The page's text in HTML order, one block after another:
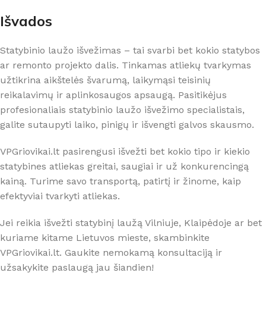
Išvados
Statybinio laužo išvežimas – tai svarbi bet kokio statybos
ar remonto projekto dalis. Tinkamas atliekų tvarkymas
užtikrina aikštelės švarumą, laikymąsi teisinių
reikalavimų ir aplinkosaugos apsaugą. Pasitikėjus
profesionaliais statybinio laužo išvežimo specialistais,
galite sutaupyti laiko, pinigų ir išvengti galvos skausmo.
VPGriovikai.lt pasirengusi išvežti bet kokio tipo ir kiekio
statybines atliekas greitai, saugiai ir už konkurencingą
kainą. Turime savo transportą, patirtį ir žinome, kaip
efektyviai tvarkyti atliekas.
Jei reikia išvežti statybinį laužą Vilniuje, Klaipėdoje ar bet
kuriame kitame Lietuvos mieste, skambinkite
VPGriovikai.lt. Gaukite nemokamą konsultaciją ir
užsakykite paslaugą jau šiandien!